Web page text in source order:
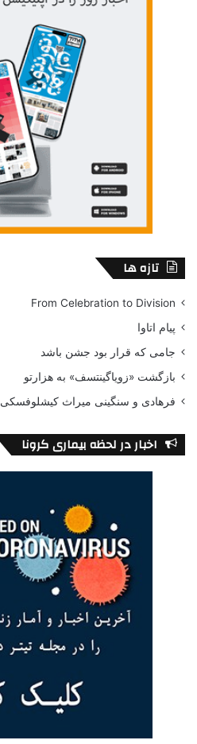
تازه ها
From Celebration to Division
پیام اتاوا
جامی که قرار بود جشن باشد
بازگشت «زویاگینتسف» به هزارتو
فرهادی و سنگینی میراث کیشلوفسکی
اخبار در لحظه بیماری کرونا